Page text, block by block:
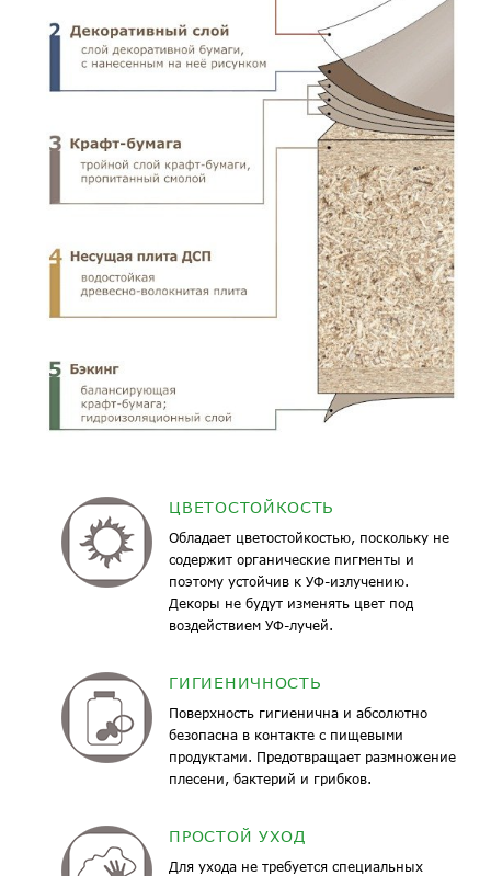
ЦВЕТОСТОЙКОСТЬ
Обладает цветостойкостью, поскольку не
содержит органические пигменты и
поэтому устойчив к УФ-излучению.
Декоры не будут изменять цвет под
воздействием УФ-лучей.
ГИГИЕНИЧНОСТЬ
Поверхность гигиенична и абсолютно
безопасна в контакте с пищевыми
продуктами. Предотвращает размножение
плесени, бактерий и грибков.
ПРОСТОЙ УХОД
Для ухода не требуется специальных